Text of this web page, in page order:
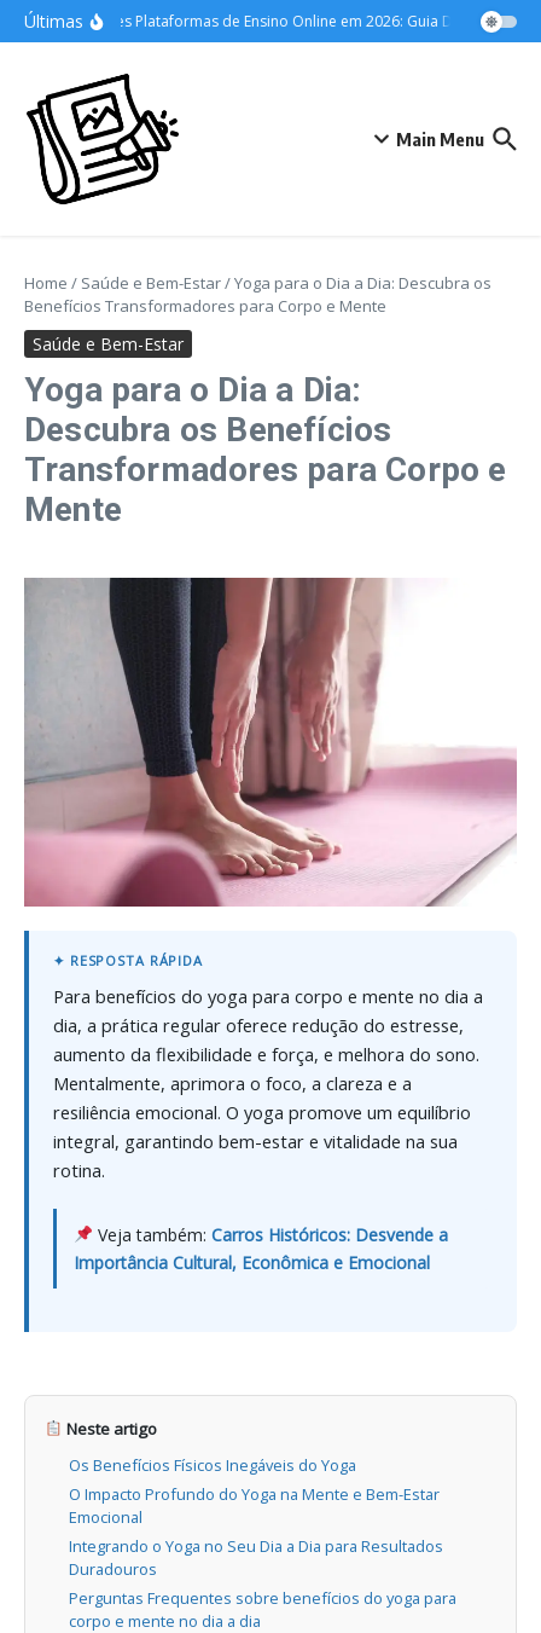
Ir para o conteúdo
Últimas
As Melhores Plataformas de Ensino Online em 2026: Guia Definitivo para
Main Menu
Home / Saúde e Bem-Estar/Yoga para o Dia a Dia: Descubra os
Benefícios Transformadores para Corpo e Mente
Saúde e Bem-Estar
Yoga para o Dia a Dia:
Descubra os Benefícios
Transformadores para Corpo e
Mente
Para benefícios do yoga para corpo e mente no dia a
dia, a prática regular oferece redução do estresse,
aumento da flexibilidade e força, e melhora do sono.
Mentalmente, aprimora o foco, a clareza e a
resiliência emocional. O yoga promove um equilíbrio
integral, garantindo bem-estar e vitalidade na sua
rotina.
Veja também: Carros Históricos: Desvende a
Importância Cultural, Econômica e Emocional
Neste artigo
Os Benefícios Físicos Inegáveis do Yoga
O Impacto Profundo do Yoga na Mente e Bem-Estar
Emocional
Integrando o Yoga no Seu Dia a Dia para Resultados
Duradouros
Perguntas Frequentes sobre benefícios do yoga para
corpo e mente no dia a dia